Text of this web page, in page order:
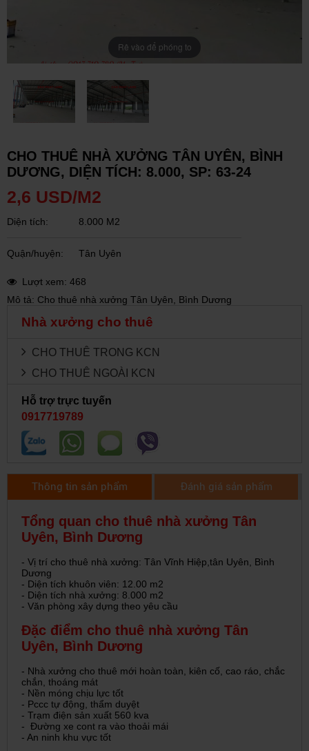
Rê vào để phóng to
CHO THUÊ NHÀ XƯỞNG TÂN UYÊN, BÌNH
DƯƠNG, DIỆN TÍCH: 8.000, SP: 63-24
2,6 USD/M2
Diện tích: 8.000 M2
Quận/huyện: Tân Uyên
Lượt xem: 468
Mô tả: Cho thuê nhà xưởng Tân Uyên, Bình Dương
Nhà xưởng cho thuê
CHO THUÊ TRONG KCN
CHO THUÊ NGOÀI KCN
Hỗ trợ trực tuyến
0917719789
Thông tin sản phẩm Đánh giá sản phẩm
Tổng quan cho thuê nhà xưởng Tân
Uyên, Bình Dương
- Vị trí cho thuê nhà xưởng: Tân Vĩnh Hiệp,tân Uyên, Bình
Dương
- Diện tích khuôn viên: 12.00 m2
- Diện tích nhà xưởng: 8.000 m2
- Văn phòng xây dựng theo yêu cầu
Đặc điểm cho thuê nhà xưởng Tân
Uyên, Bình Dương
- Nhà xưởng cho thuê mới hoàn toàn, kiên cố, cao ráo, chắc
chắn, thoáng mát
- Nền móng chịu lực tốt
- Pccc tự động, thẩm duyệt
- Trạm điện sản xuất 560 kva
- Đường xe cont ra vào thoải mái
- An ninh khu vực tốt